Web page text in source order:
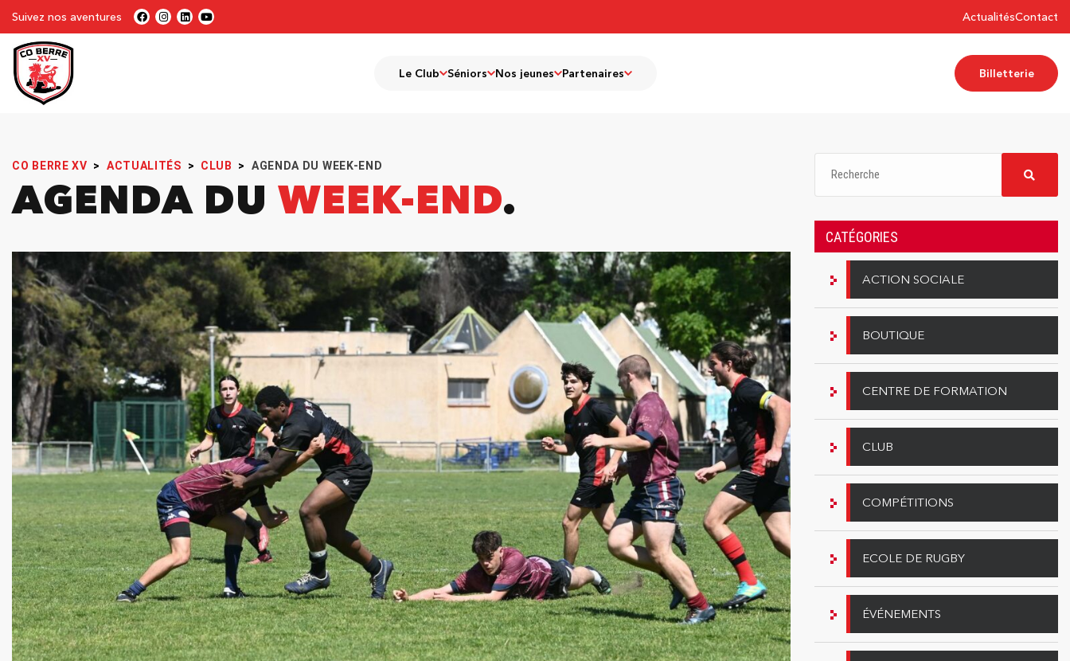
Suivez nos aventures ActualitésContact
Le Club Séniors Nos jeunes Partenaires Billetterie
CO BERRE XV > ACTUALITÉS > CLUB > AGENDA DU WEEK-END
AGENDA DU WEEK-END
CATÉGORIES
ACTION SOCIALE
BOUTIQUE
CENTRE DE FORMATION
CLUB
COMPÉTITIONS
ECOLE DE RUGBY
ÉVÉNEMENTS